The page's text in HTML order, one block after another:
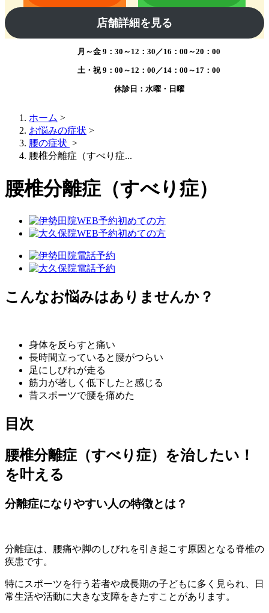
店舗詳細を見る
月～金 9：30～12：30／16：00～20：00
土・祝9：00～12：00／14：00～17：00
休診日：水曜・日曜
ホーム >
お悩みの症状 >
腰の症状 >
腰椎分離症（すべり症...
腰椎分離症（すべり症）
こんなお悩みはありませんか？
身体を反らすと痛い
長時間立っていると腰がつらい
足にしびれが走る
筋力が著しく低下したと感じる
昔スポーツで腰を痛めた
目次
腰椎分離症（すべり症）を治したい！
を叶える
分離症になりやすい人の特徴とは？
分離症は、腰痛や脚のしびれを引き起こす原因となる脊椎の
疾患です。
特にスポーツを行う若者や成長期の子どもに多く見られ、日
常生活や活動に大きな支障をきたすことがあります。